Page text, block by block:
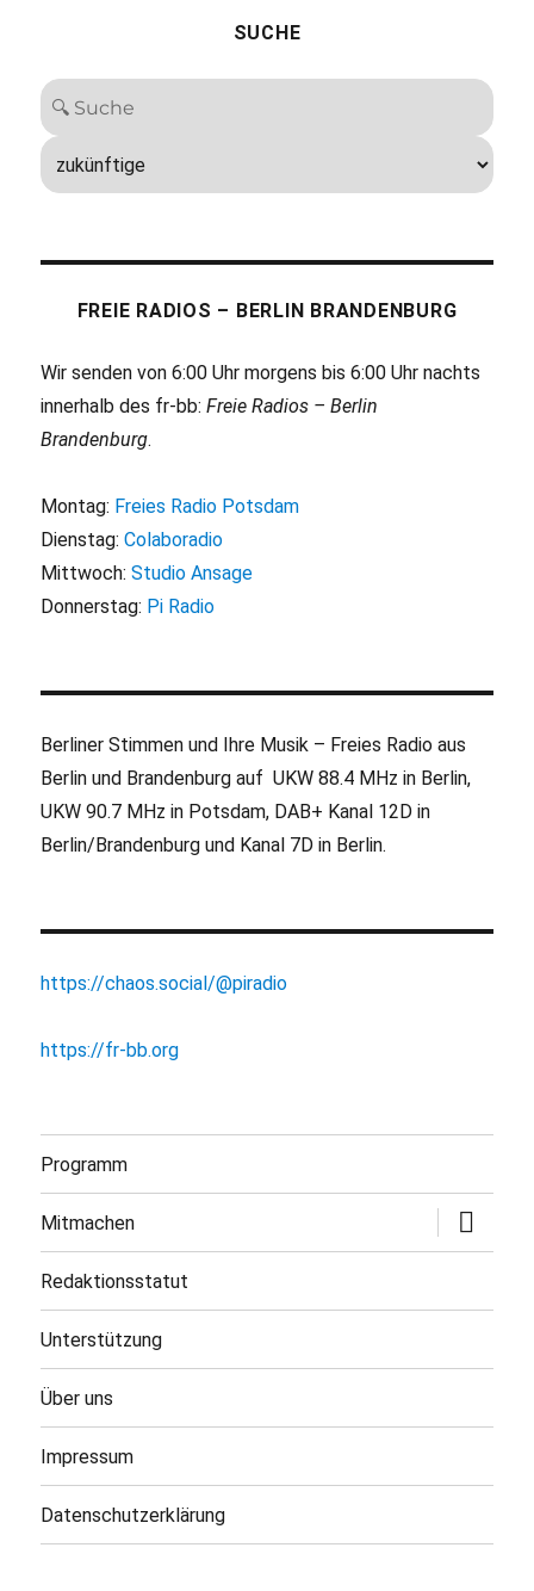
SUCHE
FREIE RADIOS – BERLIN BRANDENBURG
Wir senden von 6:00 Uhr morgens bis 6:00 Uhr nachts
innerhalb des fr-bb:Freie Radios – Berlin
Brandenburg.
Montag: Freies Radio Potsdam
Dienstag:Colaboradio
Mittwoch:Studio Ansage
Donnerstag: Pi Radio
Berliner Stimmen und Ihre Musik – Freies Radio aus
Berlin und Brandenburg auf UKW 88.4 MHz in Berlin,
UKW 90.7 MHz in Potsdam, DAB+ Kanal 12D in
Berlin/Brandenburg und Kanal 7D in Berlin.
https://chaos.social/@piradio
https://fr-bb.org
Programm
Mitmachen
öffnen
Redaktionsstatut
Unterstützung
Über uns
Impressum
Datenschutzerklärung